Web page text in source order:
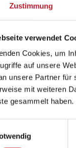
Zustimmung
verwendet
Cookies, um
auf unsere
unsere Partner für
mit weiteren
gesammelt haben.
15 l